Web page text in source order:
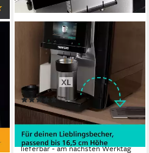
Kaffeevollautomat TQ727D03
320 g Bohnenkapazität
19 bar
Pumpendruck
Keramik Scheibenmahlwerk
(4)
1.249,00 € UVP2.049,00 €
36,26 €mtl. in 48 Raten
-39%
lieferbar - am nächsten Werktag